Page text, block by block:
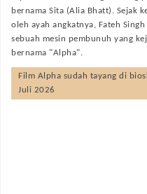
bernama Sita (Alia Bhatt). Sejak
oleh ayah angkatnya, Fateh
sebuah mesin pembunuh yang
bernama "Alpha".
Film Alpha sudah tayang di
Juli 2026